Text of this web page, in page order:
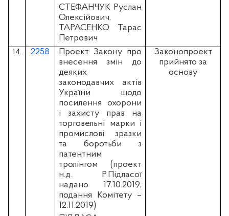
СТЕФАНЧУК Руслан
Олексійович,
ТАРАСЕНКО Тарас
Петрович
14. 2258
Проект Закону про
внесення змін до
деяких
законодавчих актів
України щодо
посилення охорони
і захисту прав на
торговельні марки і
промислові зразки
та боротьби з
патентним
тролінгом (проект
н.д. Р.Підласої
надано 17.10.2019,
подання Комітету –
12.11.2019)
Законопроект
прийнято за
основу